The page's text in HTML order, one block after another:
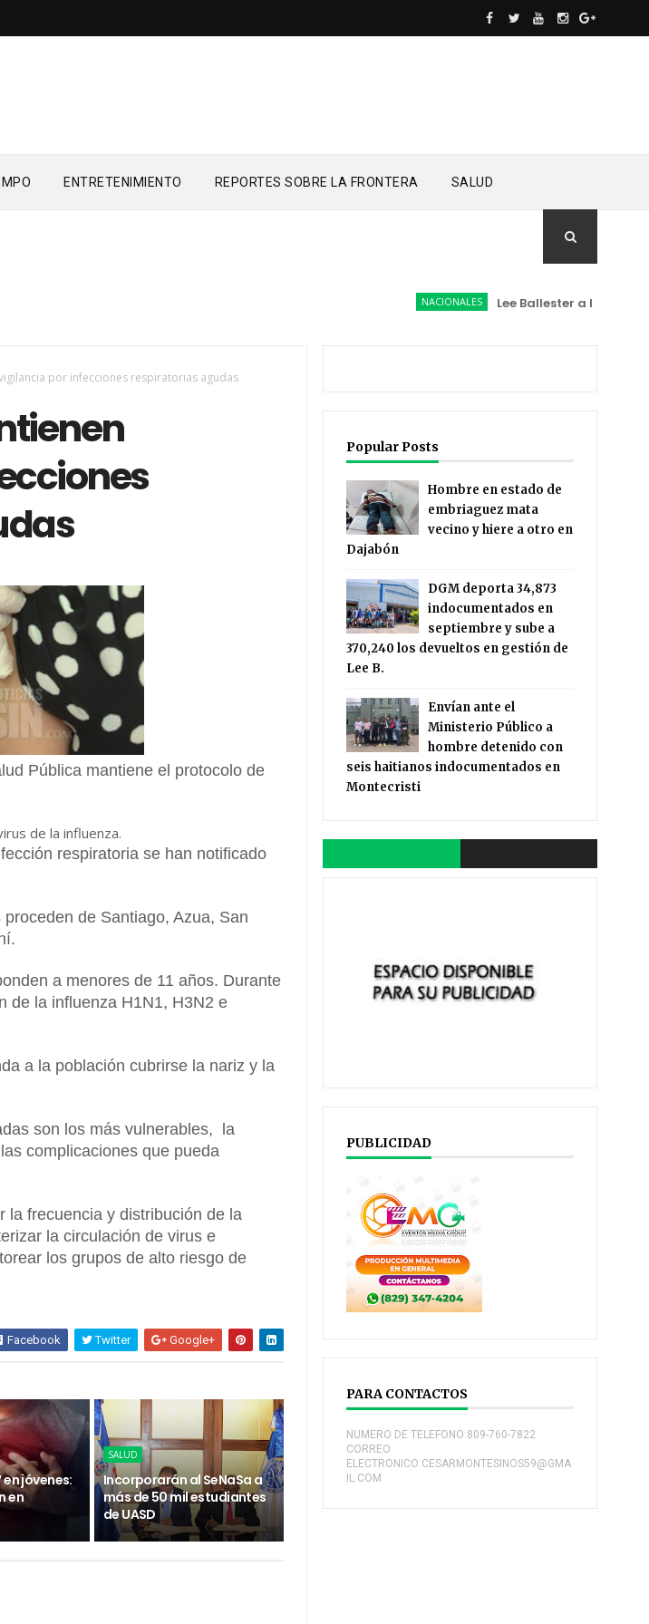
ENTRETENIMIENTO REPORTES SOBRE LA FRONTERA SALUD
NACIONALES Lee Ballester a los que se
por infecciones respiratorias agudas
Pública mantiene el protocolo de
de la influenza.
respiratoria se han notificado
de Santiago, Azua, San
a menores de 11 años. Durante
de la influenza H1N1, H3N2 e
a la población cubrirse la nariz y la
son los más vulnerables, la
complicaciones que pueda
la frecuencia y distribución de la
la circulación de virus e
los grupos de alto riesgo de
Facebook Twitter Google+
jóvenes:
en
SALUD
Incorporarán al SeNaSa a
más de 50 mil estudiantes
de UASD
Popular Posts
Hombre en estado de
embriaguez mata
vecino y hiere a otro en
Dajabón
DGM deporta 34,873
indocumentados en
septiembre y sube a
370,240 los devueltos en gestión de
Lee B.
Envían ante el
Ministerio Público a
hombre detenido con
seis haitianos indocumentados en
Montecristi
PUBLICIDAD
PARA CONTACTOS
NUMERO DE TELEFONO:809-760-7822
CORREO
ELECTRONICO:CESARMONTESINOS59@GMA
IL.COM